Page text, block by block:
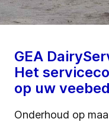
GEA
Het
op uw
Onderhoud op